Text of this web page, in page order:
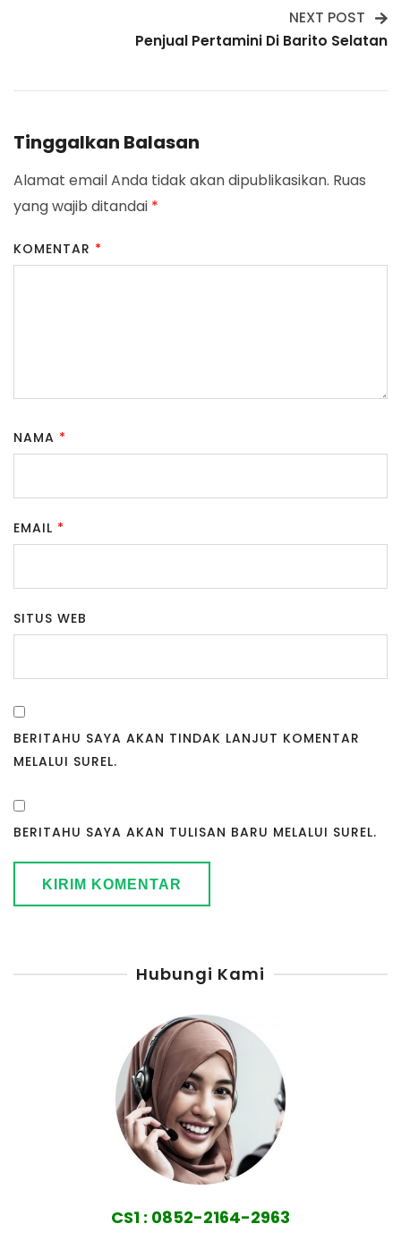
NEXT POST
Penjual Pertamini Di Barito Selatan
Tinggalkan Balasan
Alamat email Anda tidak akan dipublikasikan. Ruas
yang wajib ditandai *
KOMENTAR *
NAMA *
EMAIL *
SITUS WEB
BERITAHU SAYA AKAN TINDAK LANJUT KOMENTAR
MELALUI SUREL.
BERITAHU SAYA AKAN TULISAN BARU MELALUI SUREL.
Hubungi Kami
CS1 : 0852-2164-2963